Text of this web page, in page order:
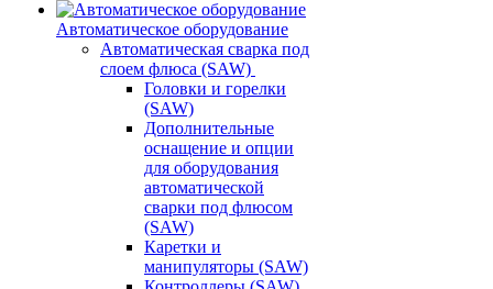
Автоматическое оборудование
Автоматическая сварка под
слоем флюса (SAW)
Головки и горелки
(SAW)
Дополнительные
оснащение и опции
для оборудования
автоматической
сварки под флюсом
(SAW)
Каретки и
манипуляторы (SAW)